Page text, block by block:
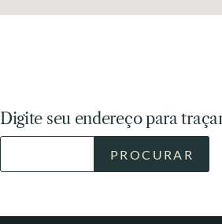
Digite seu endereço para